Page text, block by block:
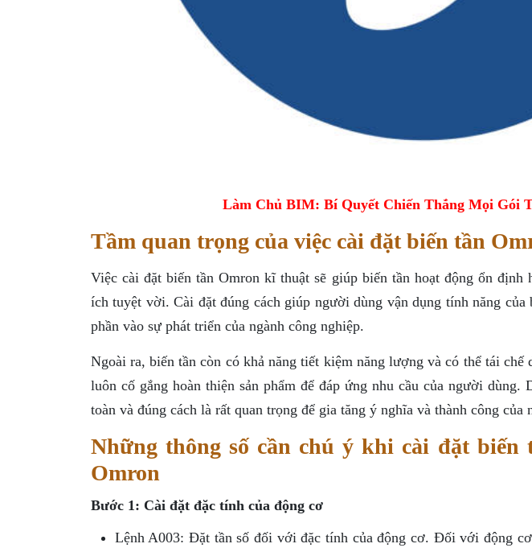
Làm Chủ BIM: Bí Quyết Chiến Thắng Mọi Gói
Tầm quan trọng của việc cài đặt biến tần
Việc cài đặt biến tần Omron kĩ thuật sẽ giúp biến tần hoạt động ổn
ích tuyệt vời. Cài đặt đúng cách giúp người dùng vận dụng tính năng của
phần vào sự phát triển của ngành công nghiệp.
Ngoài ra, biến tần còn có khả năng tiết kiệm năng lượng và có thể tái chế
luôn cố gắng hoàn thiện sản phẩm để đáp ứng nhu cầu của người dùng.
toàn và đúng cách là rất quan trọng để gia tăng ý nghĩa và thành công của
Những thông số cần chú ý khi cài đặt biến
Omron
Bước 1: Cài đặt đặc tính của động cơ
Lệnh A003: Đặt tần số đối với đặc tính của động cơ. Đối với động